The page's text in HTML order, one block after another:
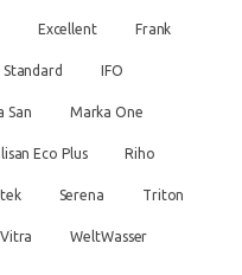
Excellent Frank
Standard IFO
San Marka One
Eco Plus Riho
Serena Triton
Vitra WeltWasser